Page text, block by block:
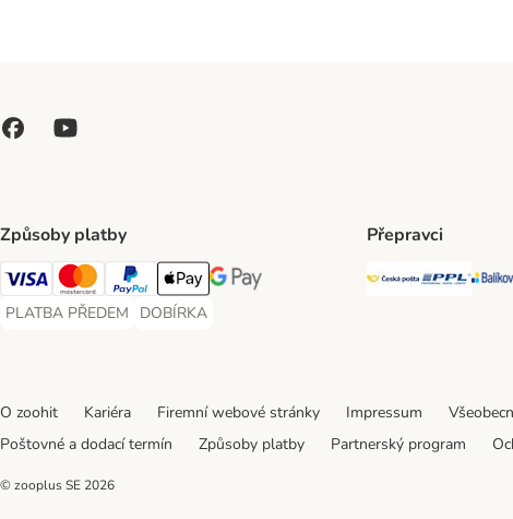
Způsoby platby
Visa Payment Method
Mastercard Payment Method
PayPal Payment Method
Apple pay Payment Method
GooglePay Payment Method
PLATBA PŘEDEM
PLATBA PŘEDEM Payment Method
DOBÍRKA
DOBÍRKA Payment Method
Přepravci
Česká pošta
PPL
O zoohit Kariéra Firemní webové stránky Impressum
Poštovné a dodací termín
Způsoby platby Partnerský program
© zooplus SE 2026